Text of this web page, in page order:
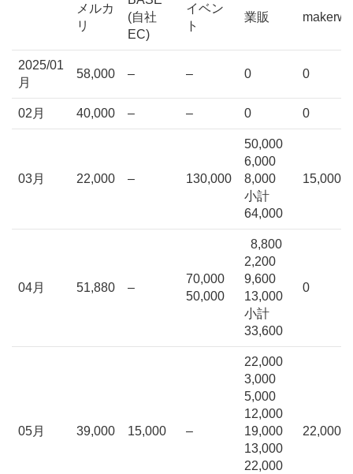
メルカ
リ
(自社
EC)
イベン
ト
業販
2025/01
月
58,000 – – 0 0
02月 40,000 – – 0 0
03月 22,000 – 130,000
50,000
6,000
8,000
小計
64,000
15,000
04月 51,880 –
70,000
50,000
8,800
2,200
9,600
13,000
小計
33,600
0
05月 39,000 15,000 –
22,000
3,000
5,000
12,000
19,000
13,000
22,000
22,000